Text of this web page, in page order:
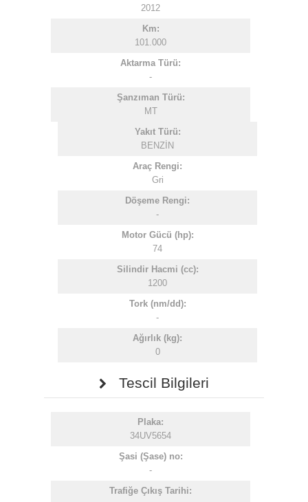
2012
Km:
101.000
Aktarma Türü:
-
Şanzıman Türü:
MT
Yakıt Türü:
BENZİN
Araç Rengi:
Gri
Döşeme Rengi:
-
Motor Gücü (hp):
74
Silindir Hacmi (cc):
1200
Tork (nm/dd):
-
Ağırlık (kg):
0
Tescil Bilgileri
Plaka:
34UV5654
Şasi (Şase) no:
-
Trafiğe Çıkış Tarihi: